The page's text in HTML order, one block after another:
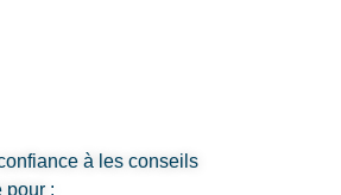
à les conseils
pour :